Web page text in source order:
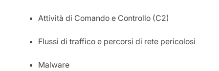
Attività di Comando e Controllo (C2)
Flussi di traffico e percorsi di rete pericolosi
Malware